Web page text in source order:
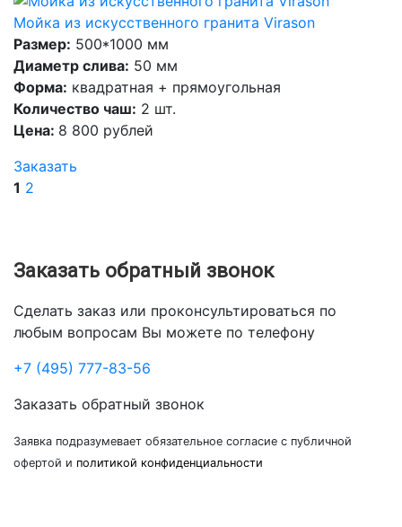
Мойка из искусственного гранита Virason
Размер: 500*1000 мм
Диаметр слива: 50 мм
Форма: квадратная + прямоугольная
Количество чаш: 2 шт.
Цена: 8 800 рублей
Заказать
1 2
Заказать обратный звонок
Сделать заказ или проконсультироваться по
любым вопросам Вы можете по телефону
+7 (495) 777-83-56
Заказать обратный звонок
Заявка подразумевает обязательное согласие с публичной
офертой и политикой конфиденциальности